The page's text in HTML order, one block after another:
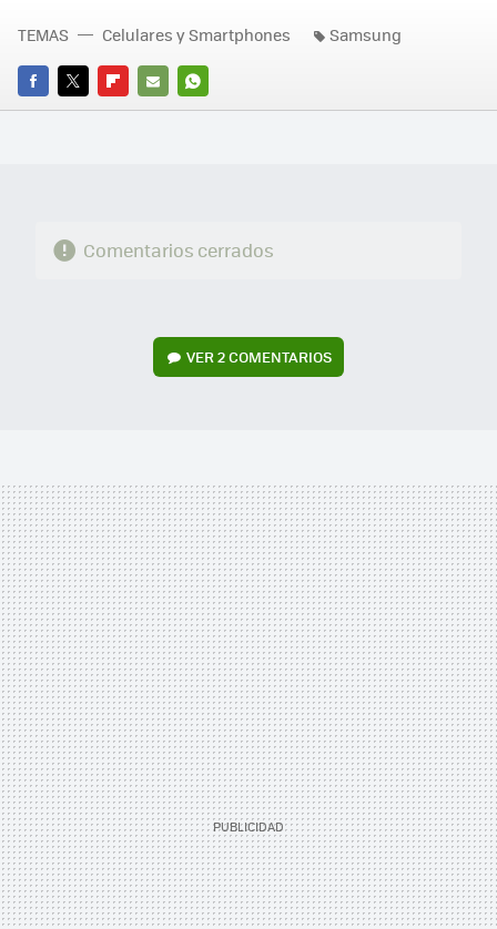
FACEBOOK
TWITTERFLIPBOARD
E-
WHATSAPP
TEMAS Celulares y Smartphones Samsung
Comentarios cerrados
VER2 COMENTARIOS